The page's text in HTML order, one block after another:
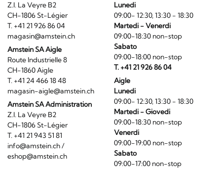
Z.I. La Veyre B2
CH-1806 St-Légier
T. +41 21 926 86 04
magasin@amstein.ch
Amstein SA Aigle
Route Industrielle 8
CH-1860 Aigle
T. +41 24 466 18 48
magasin-aigle@amstein.ch
Amstein SA Administration
Z.I. La Veyre B2
CH-1806 St-Légier
T. +41 21 943 51 81
info@amstein.ch/
eshop@amstein.ch
Lunedi
09:00- 12:30, 13:30 - 18:30
Martedi - Venerdi
09:00-18:30 non-stop
Sabato
09:00-18:00 non-stop
T. +41 21 926 86 04
Aigle
Lunedi
09:00- 12:30, 13:30 - 18:30
Martedi - Giovedi
09:00-18:30 non-stop
Venerdi
09:00-19:00 non-stop
Sabato
09:00-17:00 non-stop